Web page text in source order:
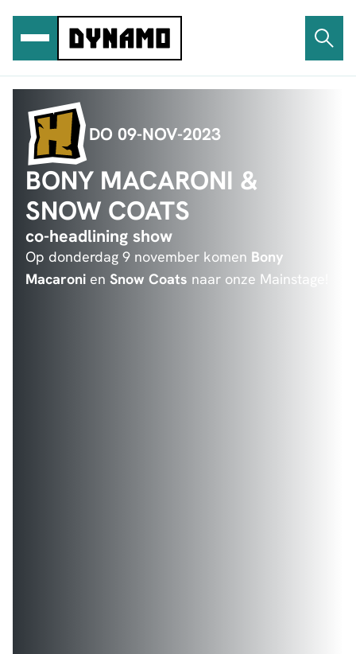
inhoud
DO 09-NOV-2023
BONY MACARONI &
SNOW COATS
co-headlining show
Op donderdag 9 november komen Bony
Macaroni en Snow Coats naar onze Mainstage!